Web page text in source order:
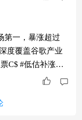
涨号启航#
第一，暴涨超过
度覆盖谷歌产业
C$ #低估补涨号